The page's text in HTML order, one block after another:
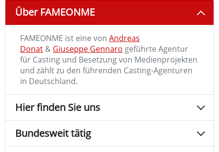
Über FAMEONME
FAMEONME ist eine von Andreas
Donat & Giuseppe Gennaro geführte Agentur
für Casting und Besetzung von Medienprojekten
und zählt zu den führenden Casting-Agenturen
in Deutschland.
Hier finden Sie uns
Bundesweit tätig